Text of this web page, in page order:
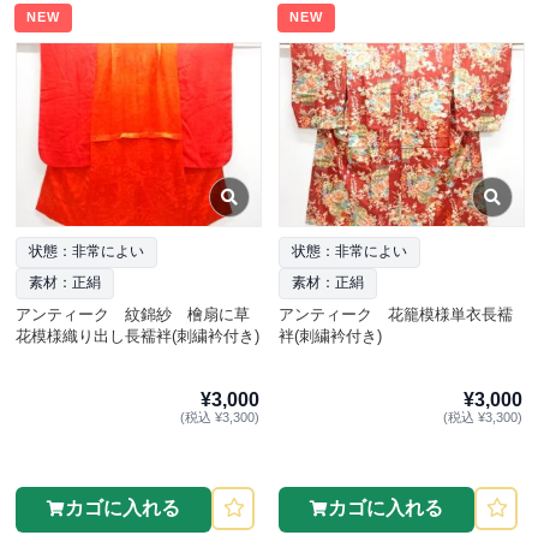
NEW
状態：非常によい
素材：正絹
アンティーク 紋錦紗 檜扇に草
花模様織り出し長襦袢(刺繍衿付き)
¥3,000
(税込 ¥3,300)
カゴに入れる
NEW
状態：非常によい
素材：正絹
アンティーク 花籠模様単衣長襦
袢(刺繍衿付き)
¥3,000
(税込 ¥3,300)
カゴに入れる